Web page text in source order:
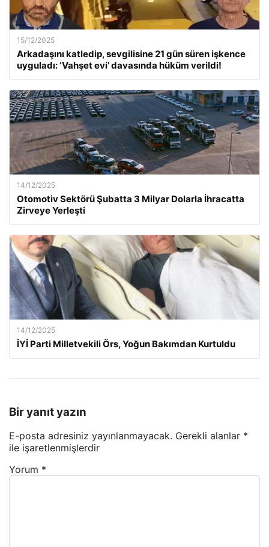
15/12/2025
Arkadaşını katledip, sevgilisine 21 gün süren işkence
uyguladı: ‘Vahşet evi’ davasında hüküm verildi!
14/12/2025
Otomotiv Sektörü Şubatta 3 Milyar Dolarla İhracatta
Zirveye Yerleşti
14/12/2025
İYİ Parti Milletvekili Örs, Yoğun Bakımdan Kurtuldu
Bir yanıt yazın
E-posta adresiniz yayınlanmayacak. Gerekli alanlar *
ile işaretlenmişlerdir
Yorum *